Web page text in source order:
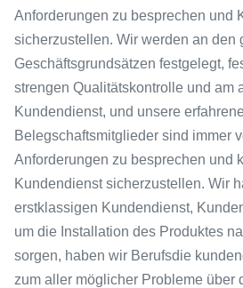
Anforderungen zu besprechen und
sicherzustellen. Wir werden an den
Geschäftsgrundsätzen festgelegt,
strengen Qualitätskontrolle und am
Kundendienst, und unsere
Belegschaftsmitglieder sind immer
Anforderungen zu besprechen und
Kundendienst sicherzustellen. Wir
erstklassigen Kundendienst,
um die Installation des Produktes
sorgen, haben wir Berufsdie
zum aller möglicher Probleme über